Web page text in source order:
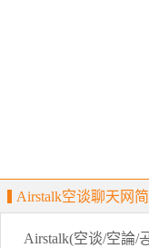
Airstalk空谈聊天网
Airstalk(空谈/空論/공